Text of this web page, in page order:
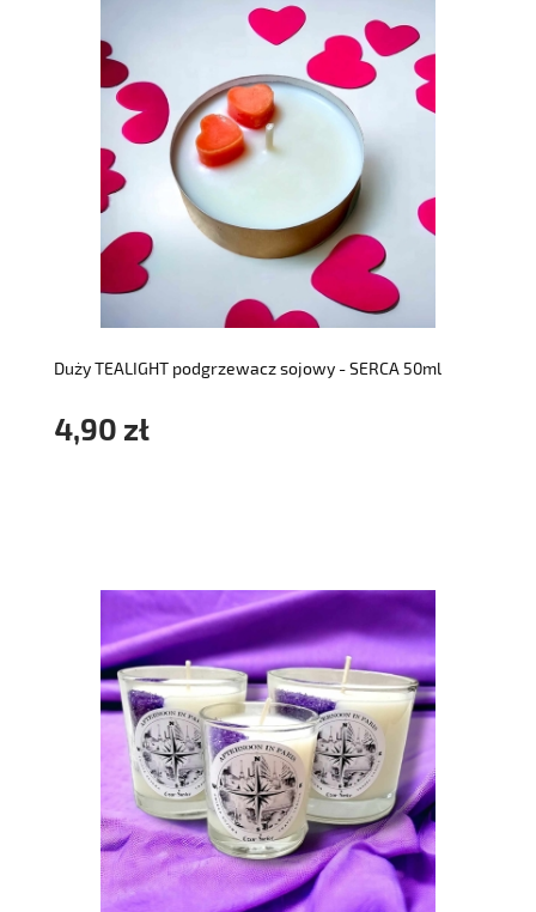
Duży TEALIGHT podgrzewacz sojowy - SERCA 50ml
4,90 zł
do koszyka
do koszyka